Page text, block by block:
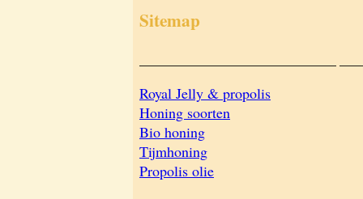
Sitemap
Royal Jelly & propolis
Honing soorten
Bio honing
Tijmhoning
Propolis olie